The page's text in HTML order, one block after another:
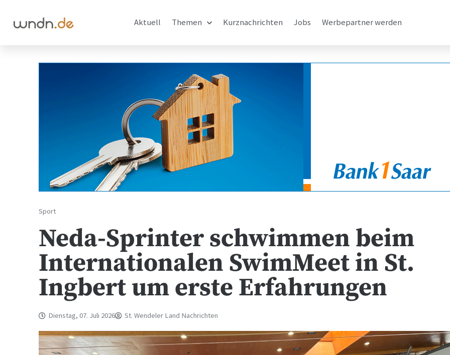
Aktuell Themen Kurznachrichten Jobs Werbepartner werden
Sport
Neda-Sprinter schwimmen beim
Internationalen SwimMeet in St.
Ingbert um erste Erfahrungen
Dienstag, 07. Juli 2026 St. Wendeler Land Nachrichten